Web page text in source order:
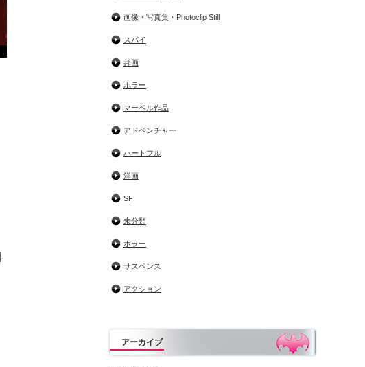
画像・写真集・Photoclip Still
スパイ
邦画
ホラー
マーベル作品
アドベンチャー
ハートフル
洋画
SF
未分類
ホラー
サスペンス
アクション
アーカイブ